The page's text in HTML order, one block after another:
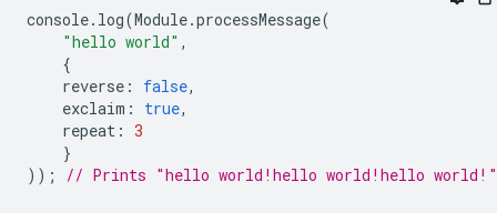
console. log(Module.processMessage(
"hello world" ,
{
reverse : false,
exclaim : true,
repeat : 3
}
));
// Prints "hello world!hello world!hello world!"